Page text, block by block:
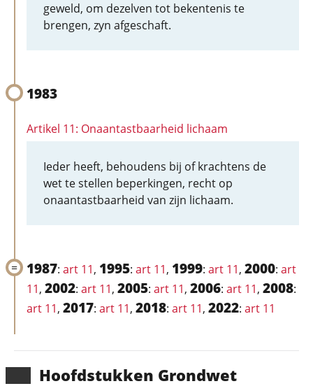
Hoofd­stukken Grondwet
geweld, om dezelven tot bekentenis te
brengen, zyn afgeschaft.
1983
Artikel 11: Onaantastbaarheid lichaam
Ieder heeft, behoudens bij of krachtens de
wet te stellen beperkingen, recht op
onaantastbaarheid van zijn lichaam.
1987: art 11, 1995: art 11, 1999: art 11, 2000: art
11, 2002: art 11, 2005: art 11, 2006: art 11, 2008:
art 11, 2017: art 11, 2018: art 11, 2022: art 11